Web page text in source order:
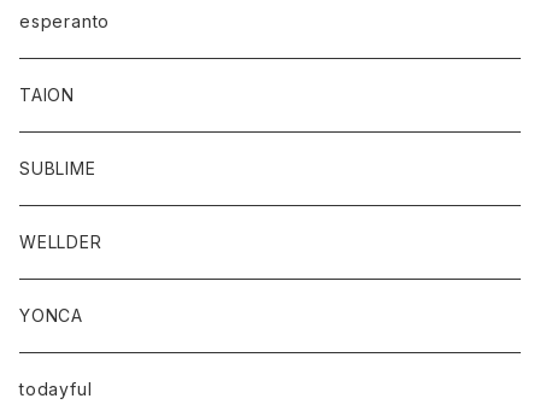
esperanto
TAION
SUBLIME
WELLDER
YONCA
todayful